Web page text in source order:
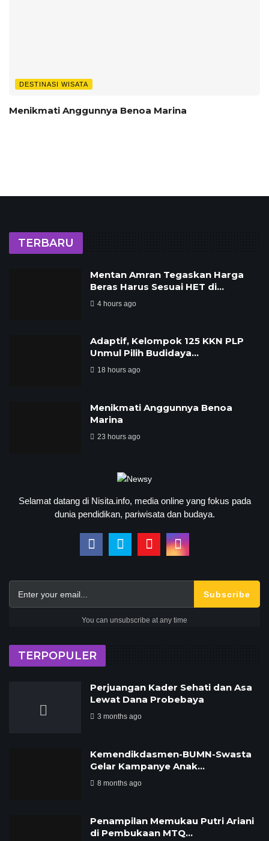
DESTINASI WISATA
Menikmati Anggunnya Benoa Marina
TERBARU
Mentan Amran Tegaskan Harga
Beras Harus Sesuai HET di…
4 hours ago
‎Adaptif, Kelompok 125 KKN PLP
Unmul Pilih Budidaya…
18 hours ago
Menikmati Anggunnya Benoa
Marina
23 hours ago
Selamat datang di Nisita.info, media online yang fokus pada
dunia pendidikan, pariwisata dan budaya.
Subscribe
You can unsubscribe at any time
TERPOPULER
Perjuangan Kader Sehati dan Asa
Lewat Dana Probebaya
3 months ago
Kemendikdasmen-BUMN-Swasta
Gelar Kampanye Anak…
8 months ago
Penampilan Memukau Putri Ariani
di Pembukaan MTQ…